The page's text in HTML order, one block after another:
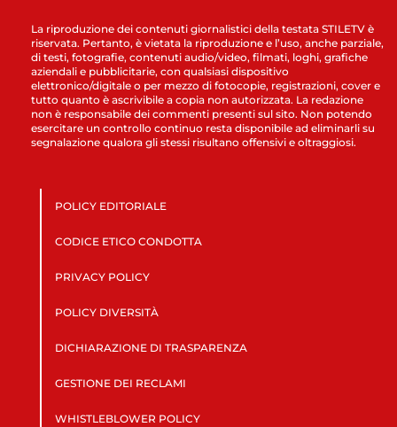
La riproduzione dei contenuti giornalistici della testata STILETV è
riservata. Pertanto, è vietata la riproduzione e l’uso, anche parziale,
di testi, fotografie, contenuti audio/video, filmati, loghi, grafiche
aziendali e pubblicitarie, con qualsiasi dispositivo
elettronico/digitale o per mezzo di fotocopie, registrazioni, cover e
tutto quanto è ascrivibile a copia non autorizzata. La redazione
non è responsabile dei commenti presenti sul sito. Non potendo
esercitare un controllo continuo resta disponibile ad eliminarli su
segnalazione qualora gli stessi risultano offensivi e oltraggiosi.
POLICY EDITORIALE
CODICE ETICO CONDOTTA
PRIVACY POLICY
POLICY DIVERSITÀ
DICHIARAZIONE DI TRASPARENZA
GESTIONE DEI RECLAMI
WHISTLEBLOWER POLICY